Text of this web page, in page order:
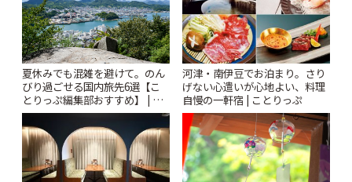
夏休みでも混雑を避けて。のん
びり過ごせる国内旅先6選【こ
とりっぷ編集部おすすめ】 | こ
とりっぷ
河津・南伊豆でお泊まり。さり
げない心遣いが心地よい、料理
自慢の一軒宿 | ことりっぷ